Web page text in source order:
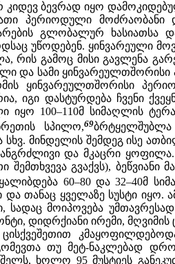
ბევრად იყო
პერიოდული მოძრაობანი
გლობალურ
უწოდებენ. ყინვარეული
რის გამოც მისი გავლენა
და სამი ყინვარეულთშორისი
ყინვარეულთშორისი
იგი დასტურდება ჩვენი
იყო 100–110მ სიმაღლის
სპილო,69
მინდელის შემდეგ ისე
და მკაცრი
გვაქვს),
60–80 და 32–40მ
და თანაც ყველაზე სუსტი
სადაც მოიპოვება
დიდრქიანი ირემი,
ცისქვეშეთით
თუ მეტ-ნაკლებად
ხოლო 95 მუსტიეს